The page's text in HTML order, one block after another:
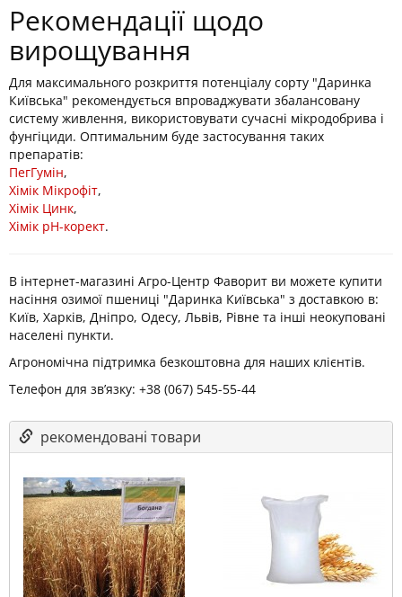
Рекомендації щодо
вирощування
Для максимального розкриття потенціалу сорту "Даринка
Київська" рекомендується впроваджувати збалансовану
систему живлення, використовувати сучасні мікродобрива і
фунгіциди. Оптимальним буде застосування таких
препаратів:
ПегГумін,
Хімік Мікрофіт,
Хімік Цинк,
Хімік рН-корект.
В інтернет-магазині Агро-Центр Фаворит ви можете купити
насіння озимої пшениці "Даринка Київська" з доставкою в:
Київ, Харків, Дніпро, Одесу, Львів, Рівне та інші неокуповані
населені пункти.
Агрономічна підтримка безкоштовна для наших клієнтів.
Телефон для зв’язку: +38 (067) 545-55-44
рекомендовані товари